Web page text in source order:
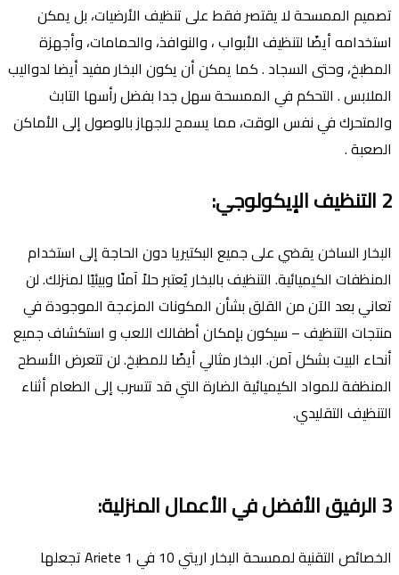
تصميم الممسحة لا يقتصر فقط على تنظيف الأرضيات، بل يمكن
استخدامه أيضًا لتنظيف اﻷبواب ، والنوافذ، والحمامات، وأجهزة
المطبخ، وحتى السجاد . كما يمكن أن يكون البخار مفيد أيضا لدواليب
الملابس . التحكم في الممسحة سهل جدا بفضل رأسها التابث
والمتحرك في نفس الوقت، مما يسمح للجهاز بالوصول إلى الأماكن
الصعبة .
2التنظيف اﻹيكولوجي:
البخار الساخن يقضي على جميع البكتيريا دون الحاجة إلى استخدام
المنظفات الكيميائية. التنظيف بالبخار يُعتبر حلاً آمنًا وبيئيًا لمنزلك. لن
تعاني بعد الآن من القلق بشأن المكونات المزعجة الموجودة في
منتجات التنظيف – سيكون بإمكان أطفالك اللعب و استكشاف جميع
أنحاء البيت بشكل آمن. البخار مثالي أيضًا للمطبخ. لن تتعرض الأسطح
المنظفة للمواد الكيميائية الضارة التي قد تتسرب إلى الطعام أثناء
التنظيف التقليدي.
3الرفيق اﻷفضل في اﻷعمال المنزلية:
الخصائص التقنية لممسحة البخار اريتي 10 في 1 Ariete تجعلها